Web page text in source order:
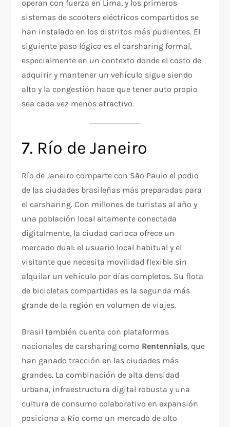
operan con fuerza en Lima, y los primeros
sistemas de scooters eléctricos compartidos se
han instalado en los distritos más pudientes. El
siguiente paso lógico es el carsharing formal,
especialmente en un contexto donde el costo de
adquirir y mantener un vehículo sigue siendo
alto y la congestión hace que tener auto propio
sea cada vez menos atractivo.
7. Río de Janeiro
Río de Janeiro comparte con São Paulo el podio
de las ciudades brasileñas más preparadas para
el carsharing. Con millones de turistas al año y
una población local altamente conectada
digitalmente, la ciudad carioca ofrece un
mercado dual: el usuario local habitual y el
visitante que necesita movilidad flexible sin
alquilar un vehículo por días completos. Su flota
de bicicletas compartidas es la segunda más
grande de la región en volumen de viajes.
Brasil también cuenta con plataformas
nacionales de carsharing como Rentennials, que
han ganado tracción en las ciudades más
grandes. La combinación de alta densidad
urbana, infraestructura digital robusta y una
cultura de consumo colaborativo en expansión
posiciona a Río como un mercado de alto